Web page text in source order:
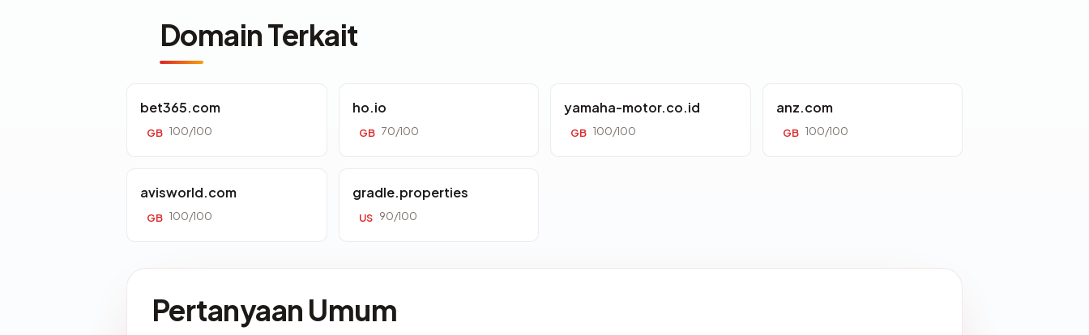
Domain Terkait
bet365.com
GB 100/100
ho.io
GB 70/100
yamaha-motor.co.id
GB 100/100
anz.com
GB 100/100
avisworld.com
GB 100/100
gradle.properties
US 90/100
Pertanyaan Umum